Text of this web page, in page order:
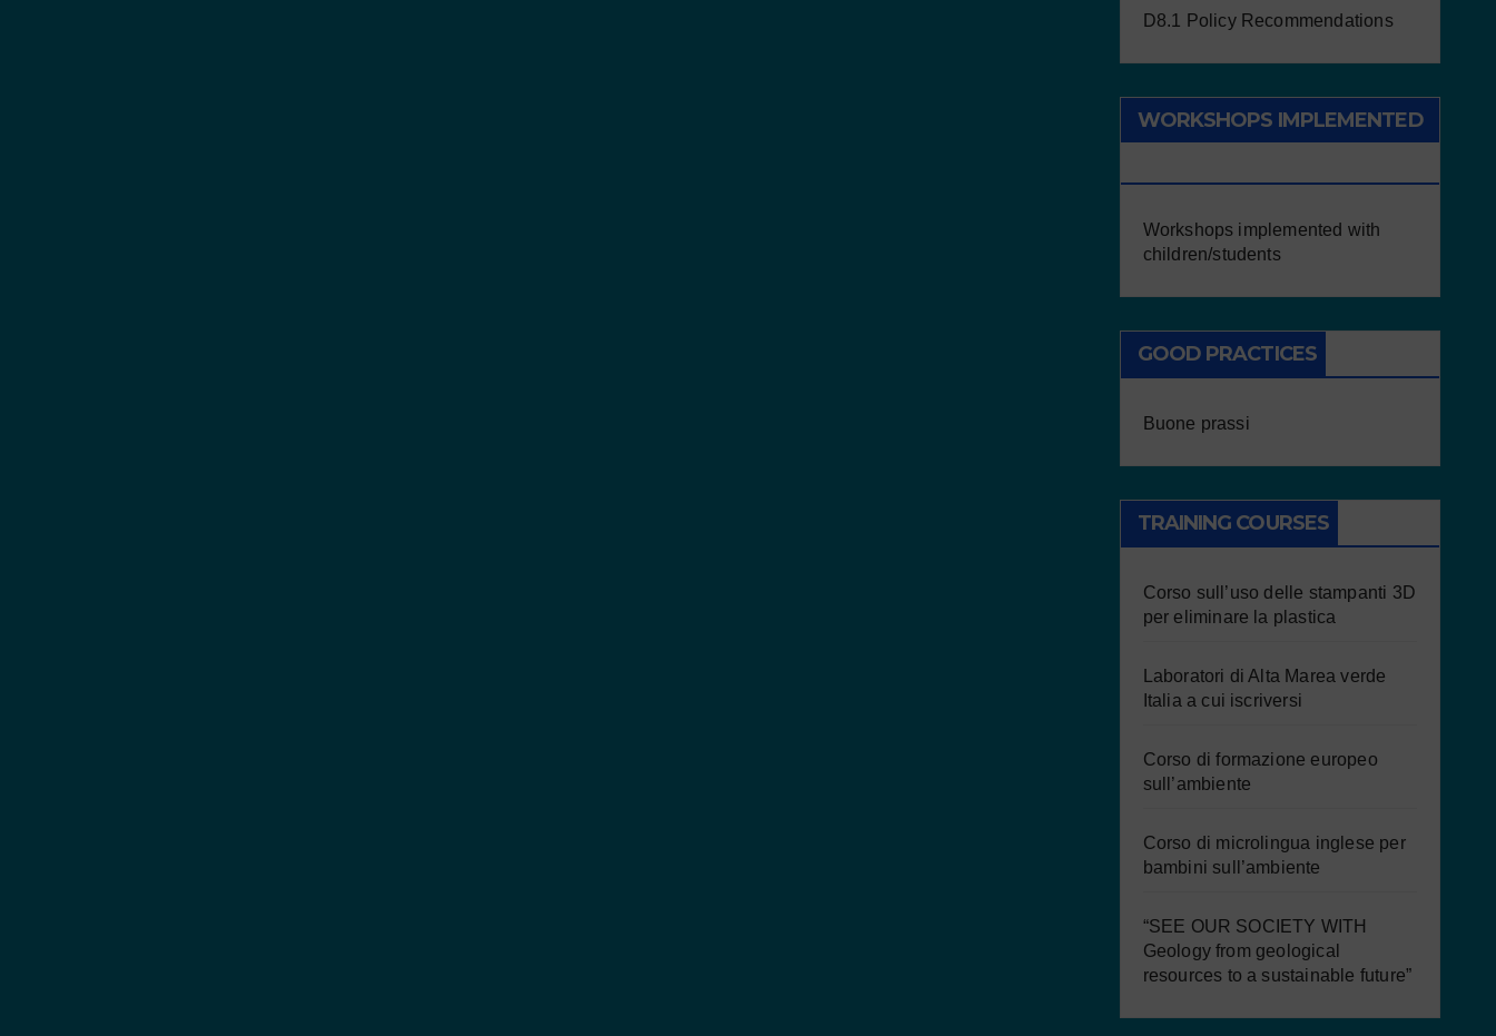
D8.1 Policy Recommendations
WORKSHOPS IMPLEMENTED
Workshops implemented with
children/students
GOOD PRACTICES
Buone prassi
TRAINING COURSES
Corso sull’uso delle stampanti 3D
per eliminare la plastica
Laboratori di Alta Marea verde
Italia a cui iscriversi
Corso di formazione europeo
sull’ambiente
Corso di microlingua inglese per
bambini sull’ambiente
“SEE OUR SOCIETY WITH
Geology from geological
resources to a sustainable future”